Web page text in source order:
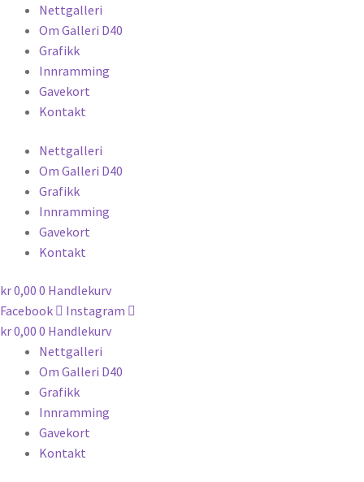
Nettgalleri
Om Galleri D40
Grafikk
Innramming
Gavekort
Kontakt
Nettgalleri
Om Galleri D40
Grafikk
Innramming
Gavekort
Kontakt
kr0,00 0 Handlekurv
Facebook
Instagram
kr0,00 0 Handlekurv
Nettgalleri
Om Galleri D40
Grafikk
Innramming
Gavekort
Kontakt